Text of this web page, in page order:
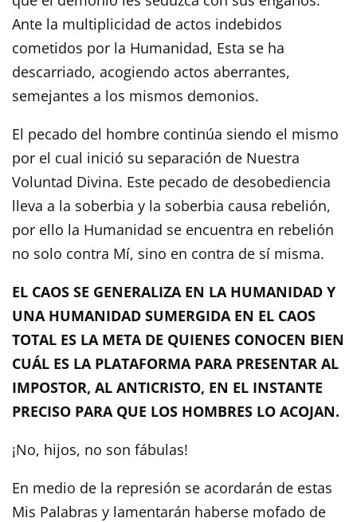
Ante la multiplicidad de actos indebidos
cometidos por la Humanidad, Esta se ha
descarriado, acogiendo actos aberrantes,
semejantes a los mismos demonios.
El pecado del hombre continúa siendo el mismo
por el cual inició su separación de Nuestra
Voluntad Divina. Este pecado de desobediencia
lleva a la soberbia y la soberbia causa rebelión,
por ello la Humanidad se encuentra en rebelión
no solo contra Mí, sino en contra de sí misma.
EL CAOS SE GENERALIZA EN LA HUMANIDAD Y
UNA HUMANIDAD SUMERGIDA EN EL CAOS
TOTAL ES LA META DE QUIENES CONOCEN BIEN
CUÁL ES LA PLATAFORMA PARA PRESENTAR AL
IMPOSTOR, AL ANTICRISTO, EN EL INSTANTE
PRECISO PARA QUE LOS HOMBRES LO ACOJAN.
¡No, hijos, no son fábulas!
En medio de la represión se acordarán de estas
Mis Palabras y lamentarán haberse mofado de